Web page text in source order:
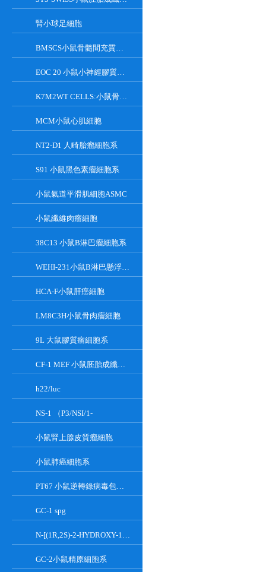
腎小球足細胞
BMSCS小鼠骨髓間充質干細胞
EOC 20 小鼠小神經膠質細胞系
K7M2WT CELLS:小鼠骨肉瘤成骨細胞系
MCM小鼠心肌細胞
NT2-D1 人畸胎瘤細胞系
S91 小鼠黑色素瘤細胞系
小鼠氣道平滑肌細胞ASMC
小鼠纖維肉瘤細胞
38C13 小鼠B淋巴瘤細胞系
WEHI-231小鼠B淋巴懸浮細胞系
HCA-F小鼠肝癌細胞
LM8C3H小鼠骨肉瘤細胞
9L 大鼠膠質瘤細胞系
CF-1 MEF 小鼠胚胎成纖維細胞系
h22/luc
NS-1 （P3/NSI/1-
小鼠腎上腺皮質瘤細胞
小鼠肺癌細胞系
PT67 小鼠逆轉錄病毒包裝細胞系
GC-1 spg
N-[(1R,2S)-2-HYDROXY-1-HYDROXYMETHYL-2-(2-TRIDECYL-1-CYCLOPROPENYL)ETHYL]OCT;GT-11
GC-2小鼠精原細胞系